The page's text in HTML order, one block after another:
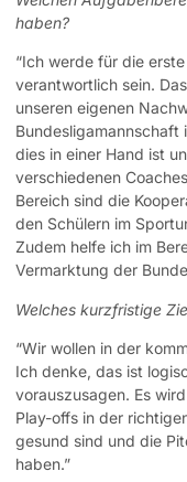
haben?
“Ich werde für die
verantwortlich sein.
unseren eigenen
Bundesligamannschaft
dies in einer Hand ist
verschiedenen
Bereich sind die
den Schülern im
Zudem helfe ich im
Vermarktung der
Welches kurzfristige
“Wir wollen in der
Ich denke, das ist
vorauszusagen. Es
Play-offs in der
gesund sind und die
haben.”